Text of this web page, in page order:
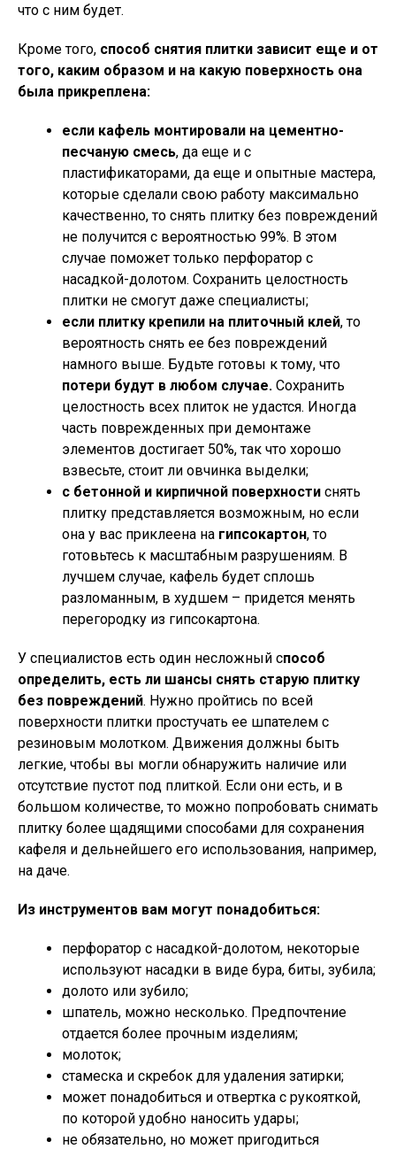
что с ним будет.
Кроме того, способ снятия плитки зависит еще и от
того, каким образом и на какую поверхность она
была прикреплена:
если кафель монтировали на цементно-
песчаную смесь, да еще и с
пластификаторами, да еще и опытные мастера,
которые сделали свою работу максимально
качественно, то снять плитку без повреждений
не получится с вероятностью 99%. В этом
случае поможет только перфоратор с
насадкой-долотом. Сохранить целостность
плитки не смогут даже специалисты;
если плитку крепили на плиточный клей, то
вероятность снять ее без повреждений
намного выше. Будьте готовы к тому, что
потери будут в любом случае. Сохранить
целостность всех плиток не удастся. Иногда
часть поврежденных при демонтаже
элементов достигает 50%, так что хорошо
взвесьте, стоит ли овчинка выделки;
с бетонной и кирпичной поверхности снять
плитку представляется возможным, но если
она у вас приклеена на гипсокартон, то
готовьтесь к масштабным разрушениям. В
лучшем случае, кафель будет сплошь
разломанным, в худшем – придется менять
перегородку из гипсокартона.
У специалистов есть один несложный способ
определить, есть ли шансы снять старую плитку
без повреждений. Нужно пройтись по всей
поверхности плитки простучать ее шпателем с
резиновым молотком. Движения должны быть
легкие, чтобы вы могли обнаружить наличие или
отсутствие пустот под плиткой. Если они есть, и в
большом количестве, то можно попробовать снимать
плитку более щадящими способами для сохранения
кафеля и дельнейшего его использования, например,
на даче.
Из инструментов вам могут понадобиться:
перфоратор с насадкой-долотом, некоторые
используют насадки в виде бура, биты, зубила;
долото или зубило;
шпатель, можно несколько. Предпочтение
отдается более прочным изделиям;
молоток;
стамеска и скребок для удаления затирки;
может понадобиться и отвертка с рукояткой,
по которой удобно наносить удары;
не обязательно, но может пригодиться